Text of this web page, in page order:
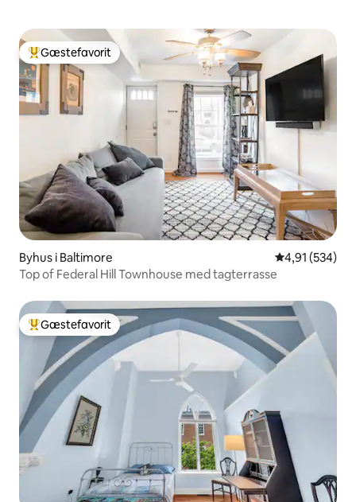
Bedste gæstefavorit
Gæstefavorit
Byhus i Baltimore 4,91 ud af 5 i
4,91 (534)
Top of Federal Hill Townhouse med tagterrasse
Bedste gæstefavorit
Gæstefavorit